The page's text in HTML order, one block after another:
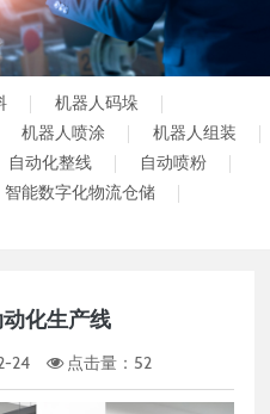

机器人码垛
机器人喷涂
机器人组装
自动化整线
自动喷粉
智能数字化物流仓储
化生产线
24 点击量： 52